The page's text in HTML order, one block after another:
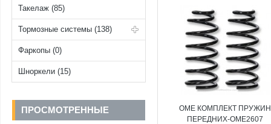
Такелаж (85)
Тормозные системы (138)
Фаркопы (0)
Шноркели (15)
ПРОСМОТРЕННЫЕ
OME КОМПЛЕКТ ПРУЖИН
ПЕРЕДНИХ-OME2607